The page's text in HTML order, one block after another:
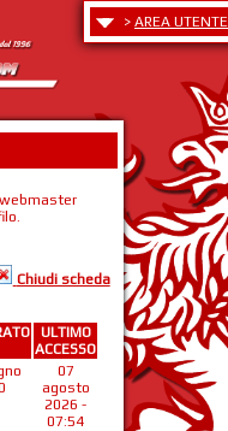
> AREA UTENTE
Chiudi scheda
ULTIMO
ACCESSO
07
agosto
2026 -
07:54